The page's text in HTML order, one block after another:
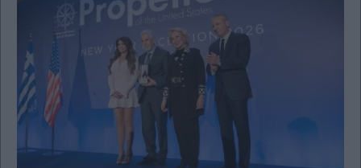
Creative
Content
Branded
Content
Reports
&
Branded
Content
Calendar